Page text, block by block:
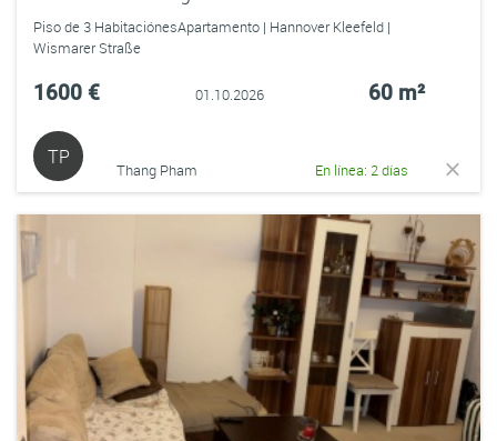
Piso de 3 HabitaciónesApartamento | Hannover Kleefeld |
Wismarer Straße
1600 € 01.10.2026 60 m²
TP
Thang Pham En línea: 2 días